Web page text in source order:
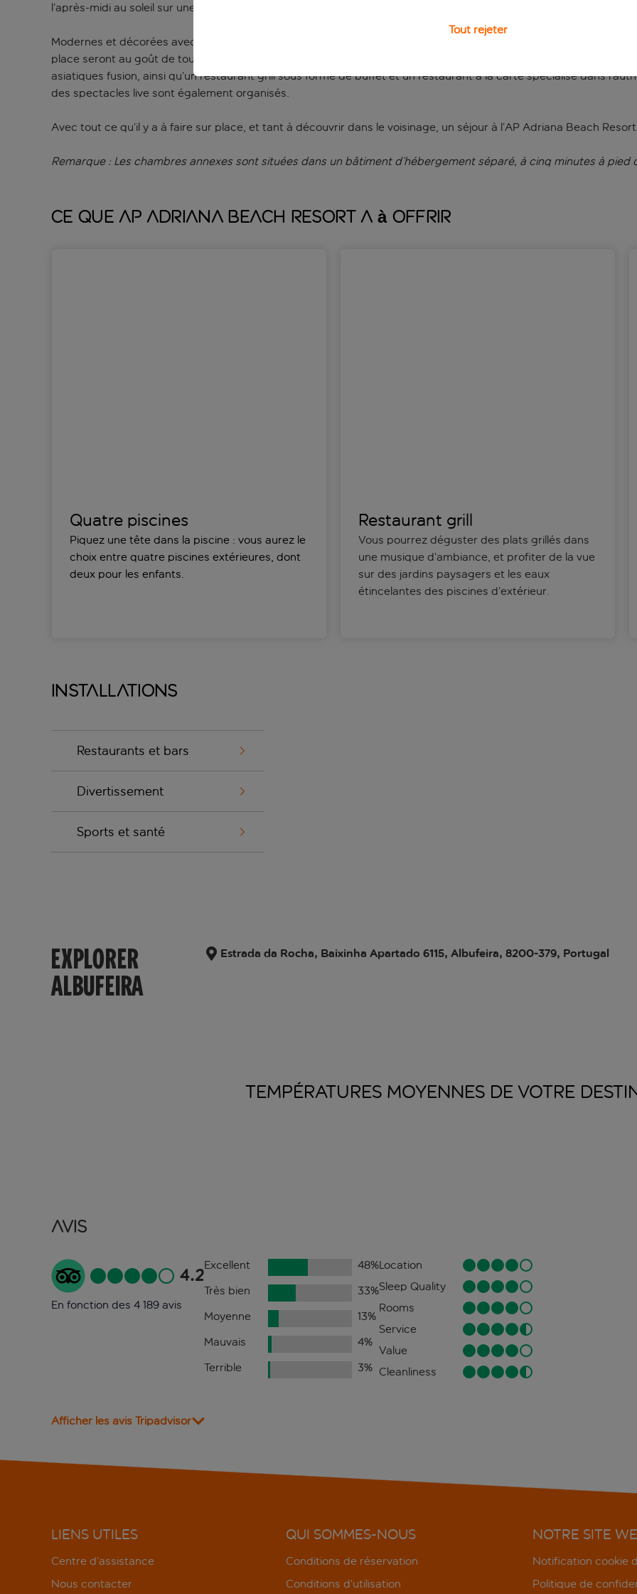
l’après-midi au soleil sur une chaise longue, au bord de l’une des piscines extérieures.
Modernes et décorées avec goût, les chambres sont dotées de leur propre terrasse ou balcon privé qui
place seront au goût de tous, avec un bar-terrasse animé et un restaurant buffet qui sert toutes sortes de
asiatiques fusion, ainsi qu’un restaurant grill sous forme de buffet et un restaurant à la carte spécialisé dans
des spectacles live sont également organisés.
Avec tout ce qu’il y a à faire sur place, et tant à découvrir dans le voisinage, un séjour à l’AP Adriana Beach
Remarque : Les chambres annexes sont situées dans un bâtiment d’hébergement séparé, à cinq minutes à pied
Ce que AP Adriana Beach Resort a à offrir
Quatre piscines
Piquez une tête dans la piscine : vous aurez le
choix entre quatre piscines extérieures, dont
deux pour les enfants.
Restaurant grill
Vous pourrez déguster des plats grillés dans
une musique d’ambiance, et profiter de la vue
sur des jardins paysagers et les eaux
étincelantes des piscines d’extérieur.
Installations
Restaurants et bars
Divertissement
Sports et santé
EXPLORER
ALBUFEIRA
Estrada da Rocha, Baixinha Apartado 6115, Albufeira, 8200-379, Portugal
TEMPÉRATURES MOYENNES DE VOTRE
Avis
4.2
En fonction des 4 189 avis
Excellent 48%
Très bien
33%
Moyenne
13%
Mauvais
4%
Terrible
3%
Location
Sleep Quality
Rooms
Service
Value
Cleanliness
Afficher les avis Tripadvisor
LIENS UTILES
Centre d’assistance
Nous contacter
QUI SOMMES-NOUS
Conditions de réservation
Conditions d’utilisation
NOTRE SITE
Notification cookie
Politique de
Tout rejeter